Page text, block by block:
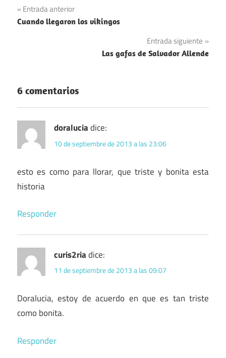
Navegación
de
Entrada anterior
Cuando llegaron los vikingos
Entrada siguiente
Las gafas de Salvador Allende
6 comentarios
doraluciadice:
10 de septiembre de 2013 a las 23:06
esto es como para llorar, que triste y bonita esta
historia
Responder
curis2riadice:
11 de septiembre de 2013 a las 09:07
Doralucia, estoy de acuerdo en que es tan triste
como bonita.
Responder